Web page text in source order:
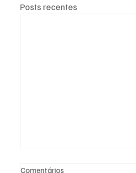
Posts recentes
Comentários